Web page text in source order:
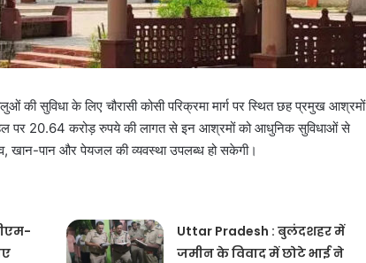
की सुविधा के लिए चौरासी कोसी परिक्रमा मार्ग पर स्थित छह प्रमुख आश्रमों
पहल पर 20.64 करोड़ रुपये की लागत से इन आश्रमों को आधुनिक सुविधाओं से
खान-पान और पेयजल की व्यवस्था उपलब्ध हो सकेगी।
Uttar Pradesh : बुलंदशहर में
जमीन के विवाद में छोटे भाई ने